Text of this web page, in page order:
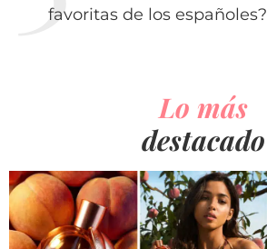
favoritas de los españoles?
Lo más
destacado